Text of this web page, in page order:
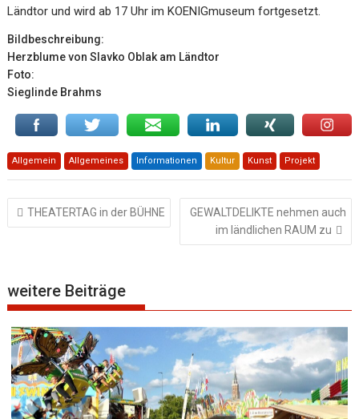
Ländtor und wird ab 17 Uhr im KOENIGmuseum fortgesetzt.
Bildbeschreibung:
Herzblume von Slavko Oblak am Ländtor
Foto:
Sieglinde Brahms
Allgemein Allgemeines Informationen Kultur Kunst Projekt
Beitragsnavigation
THEATERTAG in der BÜHNE
GEWALTDELIKTE nehmen auch
im ländlichen RAUM zu
weitere Beiträge